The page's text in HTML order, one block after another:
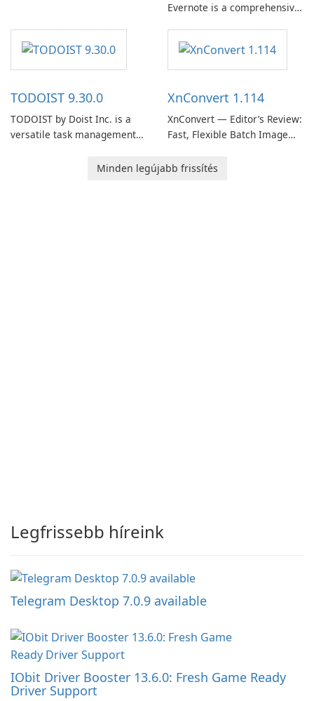
helps users capture ideas,
organize to-do lists, and keep
track of important
Evernote is a comprehensive
software designed to help
users capture, organize, and
access information across
TODOIST 9.30.0
TODOIST by Doist Inc. is a
versatile task management
individuals and teams
XnConvert 1.114
XnConvert — Editor’s Review:
Fast, Flexible Batch Image
macOS and Linux XnConvert
Minden legújabb frissítés
Legfrissebb híreink
Telegram Desktop 7.0.9 available
IObit Driver Booster 13.6.0: Fresh Game Ready
Driver Support